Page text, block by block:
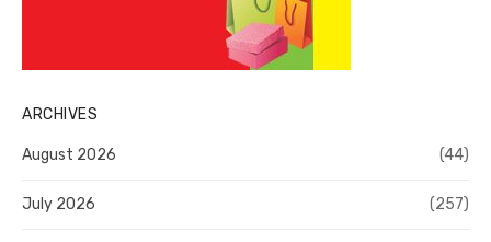
ARCHIVES
August 2026 (44)
July 2026 (257)